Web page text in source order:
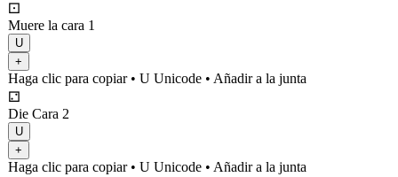
⚀
Muere la cara 1
U
+
Haga clic para copiar• U Unicode • Añadir a la junta
⚁
Die Cara 2
U
+
Haga clic para copiar• U Unicode • Añadir a la junta